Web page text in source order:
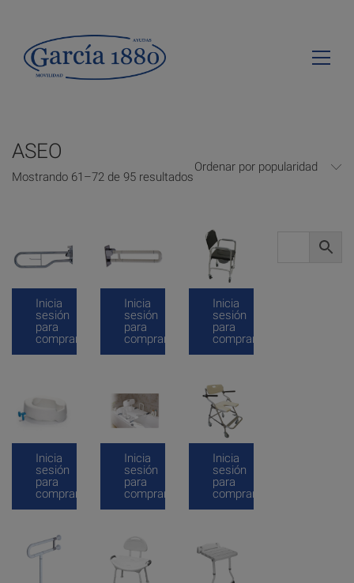
ASEO
Mostrando 61–72 de 95 resultados
Ordenar por popularidad
Inicia
sesión
para
comprar
Inicia
sesión
para
comprar
Inicia
sesión
para
comprar
Inicia
sesión
para
comprar
Inicia
sesión
para
comprar
Inicia
sesión
para
comprar